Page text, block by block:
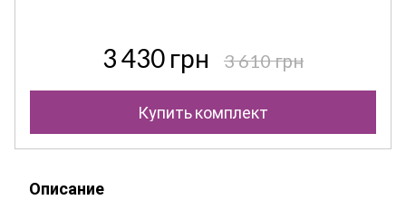
3 430 грн 3 610 грн
Купить комплект
Описание